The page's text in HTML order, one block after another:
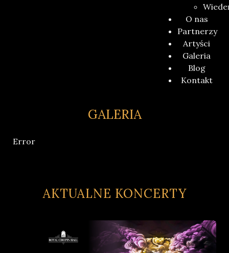
O nas
Partnerzy
Artyści
Galeria
Blog
Kontakt
GALERIA
Error
AKTUALNE KONCERTY